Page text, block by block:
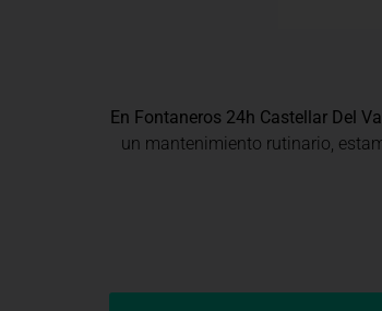
En Fontaneros 24h Castellar Del
un mantenimiento rutinario,